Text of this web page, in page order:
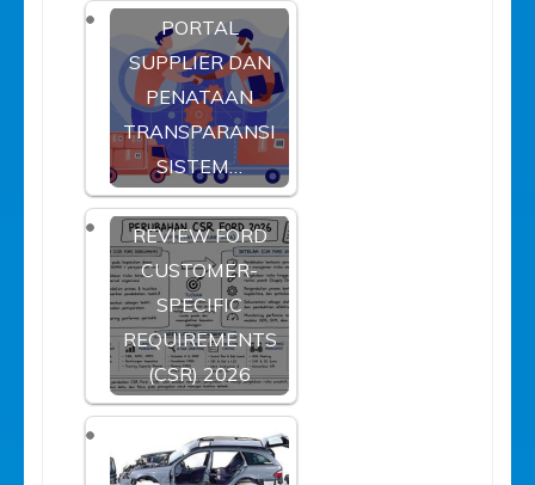
PORTAL
SUPPLIER DAN
PENATAAN
TRANSPARANSI
SISTEM…
REVIEW FORD
CUSTOMER-
SPECIFIC
REQUIREMENTS
(CSR) 2026